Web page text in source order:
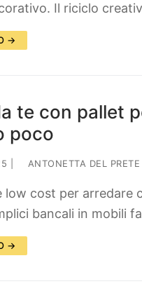
Il riciclo
→
te con pallet
poco
ANTONETTA DEL PRETE
low cost per arredare
bancali in mobili
→